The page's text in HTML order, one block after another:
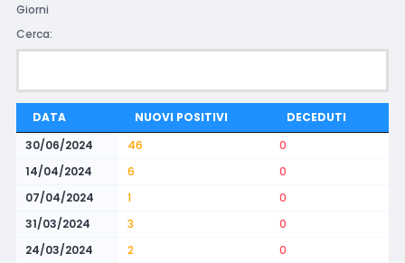
Giorni
Cerca:
DATA NUOVI POSITIVI
DECEDUTI
30/06/2024
46
0
14/04/2024
6
0
07/04/2024
1
0
31/03/2024
3
0
24/03/2024
2
0